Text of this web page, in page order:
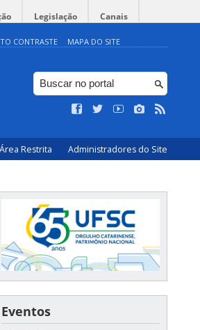
Legislação Canais
CONTRASTE MAPA DO SITE
Área Restrita Administradores do Site
Eventos